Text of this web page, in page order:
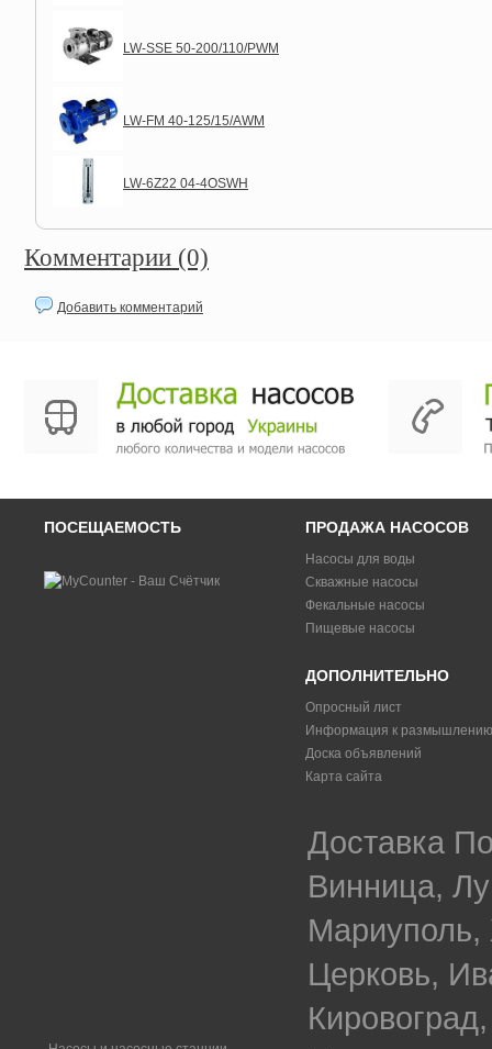
LW-SSE 50-200/110/PWM
LW-FM 40-125/15/AWM
LW-6Z22 04-4OSWH
Комментарии (0)
Добавить комментарий
ПОСЕЩАЕМОСТЬ ПРОДАЖА НАСОСОВ
Насосы для воды
Скважные насосы
Фекальные насосы
Пищевые насосы
ДОПОЛНИТЕЛЬНО
Опросный лист
Информация к размышлению
Доска объявлений
Карта сайта
Доставка
Винница,
Церковь,